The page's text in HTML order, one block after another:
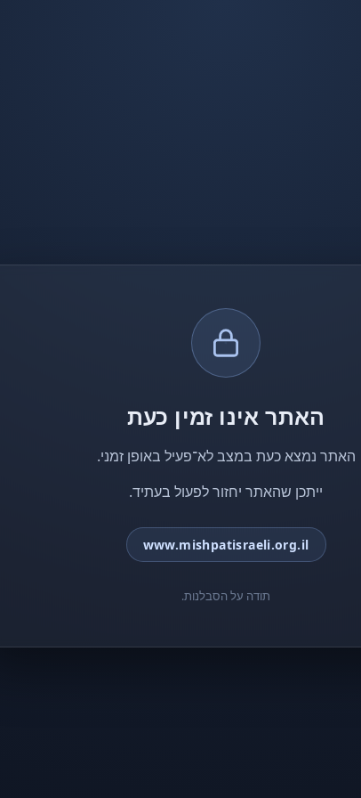
האתר אינו זמין כעת
האתר נמצא כעת במצב לא־פעיל באופן זמני.
ייתכן שהאתר יחזור לפעול בעתיד.
www.mishpatisraeli.org.il
תודה על הסבלנות.